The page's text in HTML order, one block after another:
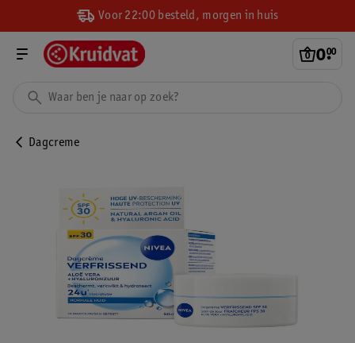
Voor 22:00 besteld, morgen in huis
0.
00
Dagcreme